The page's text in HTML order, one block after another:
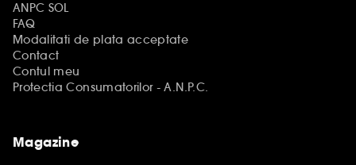
ANPC SOL
FAQ
Modalitati de plata acceptate
Contact
Contul meu
Protectia Consumatorilor - A.N.P.C.
Magazine